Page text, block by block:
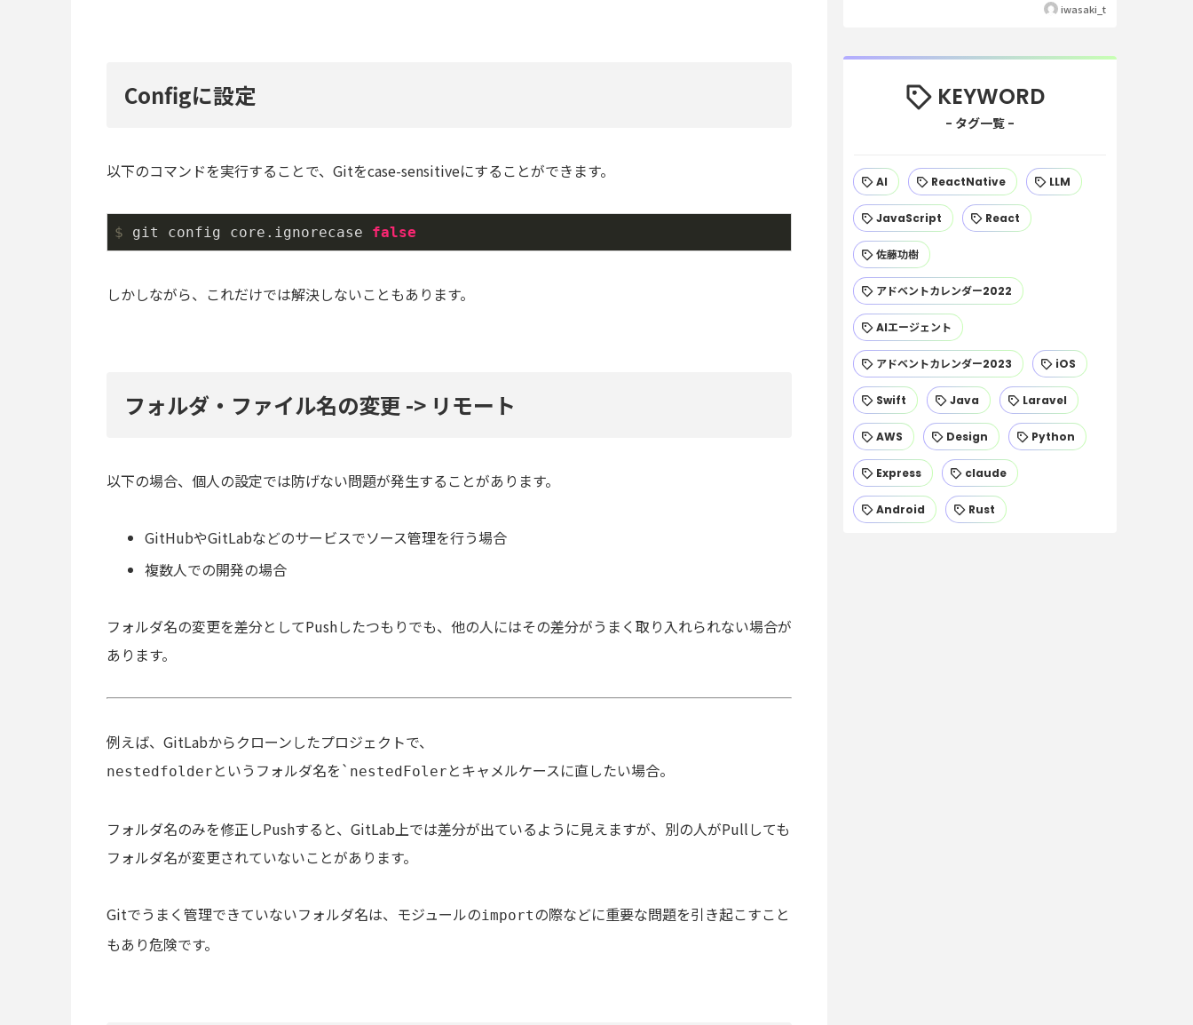
Configに設定
以下のコマンドを実行することで、Gitをcase-sensitiveにすることができます。
$ git config core.ignorecase false
しかしながら、これだけでは解決しないこともあります。
フォルダ・ファイル名の変更 -> リモート
以下の場合、個人の設定では防げない問題が発生することがあります。
GitHubやGitLabなどのサービスでソース管理を行う場合
複数人での開発の場合
フォルダ名の変更を差分としてPushしたつもりでも、他の人にはその差分がうまく取り入れられない場合が
あります。
例えば、GitLabからクローンしたプロジェクトで、
nestedfolder というフォルダ名を` nestedFoler とキャメルケースに直したい場合。
フォルダ名のみを修正しPushすると、GitLab上では差分が出ているように見えますが、別の人がPullしても
フォルダ名が変更されていないことがあります。
Gitでうまく管理できていないフォルダ名は、モジュールのimportの際などに重要な問題を引き起こすこと
もあり危険です。
iwasaki_t
KEYWORD
AI ReactNative LLM
JavaScript React
佐藤功樹
アドベントカレンダー2022
AIエージェント
アドベントカレンダー2023 iOS
Swift Java Laravel
AWS Design Python
Express claude
Android Rust